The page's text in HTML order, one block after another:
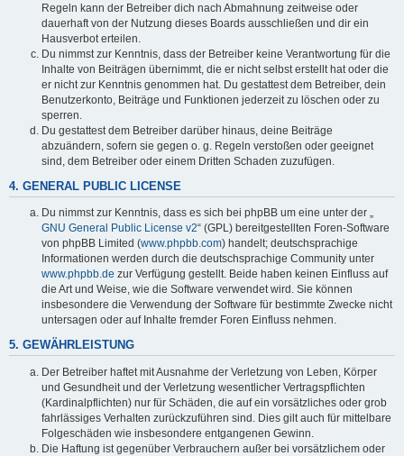
Regeln kann der Betreiber dich nach Abmahnung zeitweise oder
dauerhaft von der Nutzung dieses Boards ausschließen und dir ein
Hausverbot erteilen.
Du nimmst zur Kenntnis, dass der Betreiber keine Verantwortung für die
Inhalte von Beiträgen übernimmt, die er nicht selbst erstellt hat oder die
er nicht zur Kenntnis genommen hat. Du gestattest dem Betreiber, dein
Benutzerkonto, Beiträge und Funktionen jederzeit zu löschen oder zu
sperren.
Du gestattest dem Betreiber darüber hinaus, deine Beiträge
abzuändern, sofern sie gegen o. g. Regeln verstoßen oder geeignet
sind, dem Betreiber oder einem Dritten Schaden zuzufügen.
4. GENERAL PUBLIC LICENSE
Du nimmst zur Kenntnis, dass es sich bei phpBB um eine unter der „
GNU General Public License v2“ (GPL) bereitgestellten Foren-Software
von phpBB Limited (www.phpbb.com) handelt; deutschsprachige
Informationen werden durch die deutschsprachige Community unter
www.phpbb.de zur Verfügung gestellt. Beide haben keinen Einfluss auf
die Art und Weise, wie die Software verwendet wird. Sie können
insbesondere die Verwendung der Software für bestimmte Zwecke nicht
untersagen oder auf Inhalte fremder Foren Einfluss nehmen.
5. GEWÄHRLEISTUNG
Der Betreiber haftet mit Ausnahme der Verletzung von Leben, Körper
und Gesundheit und der Verletzung wesentlicher Vertragspflichten
(Kardinalpflichten) nur für Schäden, die auf ein vorsätzliches oder grob
fahrlässiges Verhalten zurückzuführen sind. Dies gilt auch für mittelbare
Folgeschäden wie insbesondere entgangenen Gewinn.
Die Haftung ist gegenüber Verbrauchern außer bei vorsätzlichem oder